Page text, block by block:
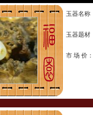
玉器名称
玉器题材
市 场 价：